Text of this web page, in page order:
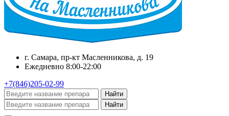
г. Самара, пр-кт Масленникова, д. 19
Ежедневно 8:00-22:00
+7(846)205-02-99
Найти
Найти